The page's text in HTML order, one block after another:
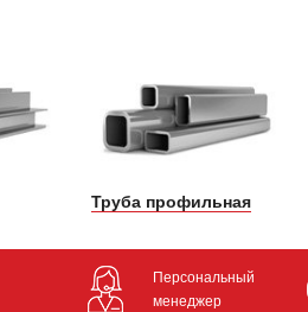
Труба профильная
Персональный
менеджер